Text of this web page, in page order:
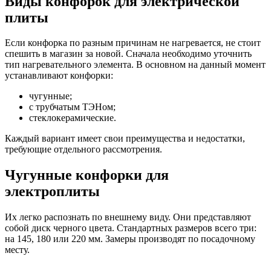
плиты
Если конфорка по разным причинам не нагревается, не стоит
спешить в магазин за новой. Сначала необходимо уточнить
тип нагревательного элемента. В основном на данный момент
устанавливают конфорки:
чугунные;
с трубчатым ТЭНом;
стеклокерамические.
Каждый вариант имеет свои преимущества и недостатки,
требующие отдельного рассмотрения.
Чугунные конфорки для
электроплиты
Их легко распознать по внешнему виду. Они представляют
собой диск черного цвета. Стандартных размеров всего три:
на 145, 180 или 220 мм. Замеры производят по посадочному
месту.